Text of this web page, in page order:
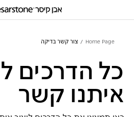
Home Page צור קשר בדיקה
כל הדרכים
איתנו קשר